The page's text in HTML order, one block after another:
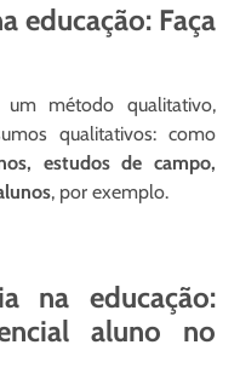
educação: Faça
método qualitativo,
qualitativos: como
estudos de campo,
, por exemplo.
na educação:
aluno no